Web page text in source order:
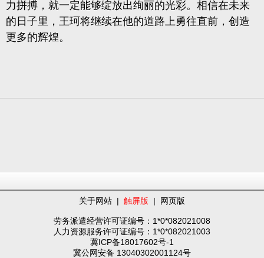
力拼搏，就一定能够绽放出绚丽的光彩。相信在未来
的日子里，王珂将继续在他的道路上勇往直前，创造
更多的辉煌。
关于网站 | 触屏版 | 网页版
劳务派遣经营许可证编号：1*0*082021008
人力资源服务许可证编号：1*0*082021003
冀ICP备18017602号-1
冀公网安备 13040302001124号